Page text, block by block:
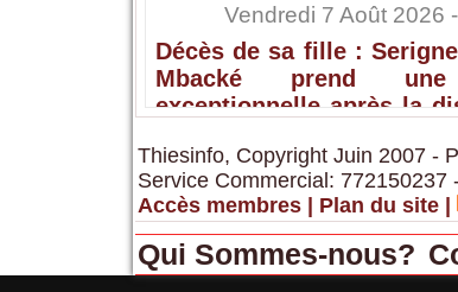
Vendredi 7 Août 2026
Décès de sa fille :
Mbacké prend
exceptionnelle après la
Thiesinfo, Copyright Juin 2007 -
Service Commercial:
Accès membres | Plan du site |
Qui Sommes-nous?